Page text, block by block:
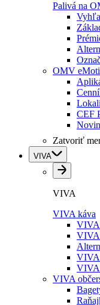
Palivá na
OMV
CEF
Zatvoriť
VIVA
VIVA
VIVA káva
VIVA
VIVA
VIVA
VIVA
VIVA